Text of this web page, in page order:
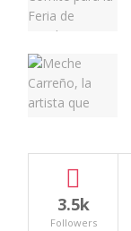
3.5k
Followers